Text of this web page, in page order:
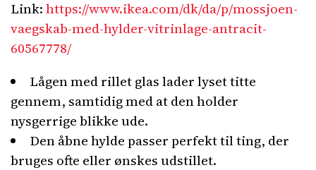
Link:https://www.ikea.com/dk/da/p/mossjoen-
vaegskab-med-hylder-vitrinlage-antracit-
60567778/
Lågen med rillet glas lader lyset titte
gennem, samtidig med at den holder
nysgerrige blikke ude.
Den åbne hylde passer perfekt til ting, der
bruges ofte eller ønskes udstillet.